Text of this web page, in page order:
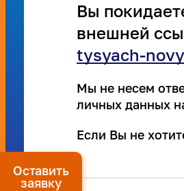
Вы
внешней
tysyach-
Мы не несем
личных данных
Если Вы не
Оставить
заявку